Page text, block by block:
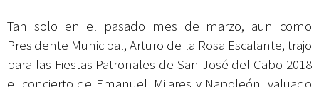
Tan solo en el pasado mes de marzo, aun como
Presidente Municipal, Arturo de la Rosa Escalante, trajo
para las Fiestas Patronales de San José del Cabo 2018
el concierto de Emanuel, Mijares y Napoleón, valuado